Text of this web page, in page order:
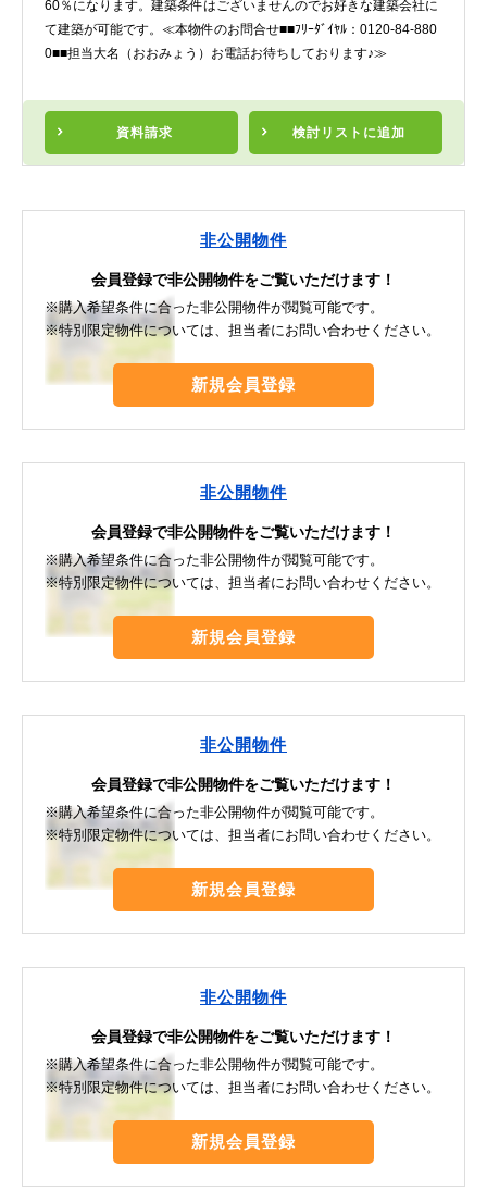
資料請求 検討リスト に追加
60％になります。建築条件はございませんのでお好きな建築会社に
て建築が可能です。≪本物件のお問合せ■■ﾌﾘｰﾀﾞｲﾔﾙ：0120-84-880
0■■担当大名（おおみょう）お電話お待ちしております♪≫
非公開物件
会員登録で非公開物件をご覧いただけます！
※購入希望条件に合った非公開物件が閲覧可能です。
※特別限定物件については、担当者にお問い合わせください。
新規会員登録
非公開物件
会員登録で非公開物件をご覧いただけます！
※購入希望条件に合った非公開物件が閲覧可能です。
※特別限定物件については、担当者にお問い合わせください。
新規会員登録
非公開物件
会員登録で非公開物件をご覧いただけます！
※購入希望条件に合った非公開物件が閲覧可能です。
※特別限定物件については、担当者にお問い合わせください。
新規会員登録
非公開物件
会員登録で非公開物件をご覧いただけます！
※購入希望条件に合った非公開物件が閲覧可能です。
※特別限定物件については、担当者にお問い合わせください。
新規会員登録